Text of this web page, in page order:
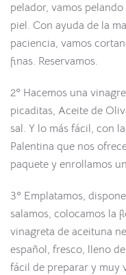
pelador, vamos
piel. Con ayuda de la
paciencia, vamos
finas. Reservamos.
2º Hacemos una
picaditas, Aceite de
sal. Y lo más fácil, con
Palentina que nos
paquete y enrollamos
3º Emplatamos,
salamos, colocamos la
vinagreta de aceituna
español, fresco, lleno
fácil de preparar y muy